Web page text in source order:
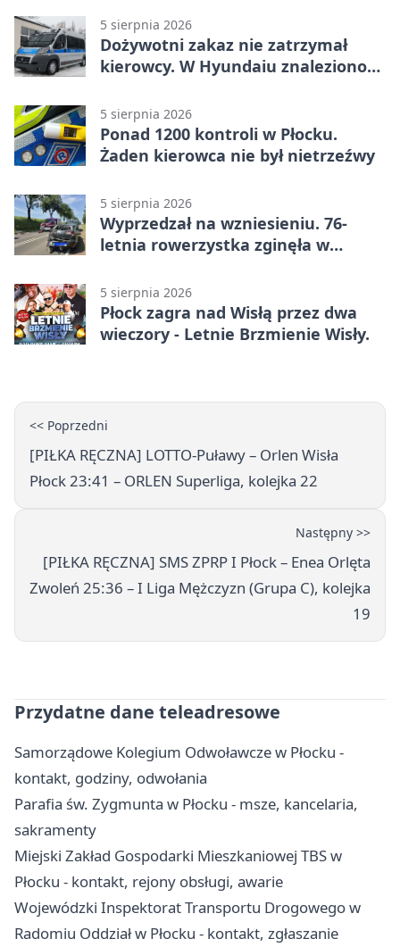
5 sierpnia 2026
Dożywotni zakaz nie zatrzymał
kierowcy. W Hyundaiu znaleziono
5 sierpnia 2026
Ponad 1200 kontroli w Płocku.
Żaden kierowca nie był nietrzeźwy
5 sierpnia 2026
Wyprzedzał na wzniesieniu. 76-
letnia rowerzystka zginęła w
5 sierpnia 2026
Płock zagra nad Wisłą przez dwa
wieczory - Letnie Brzmienie Wisły.
<< Poprzedni
[PIŁKA RĘCZNA] LOTTO-Puławy – Orlen Wisła
Płock 23:41 – ORLEN Superliga, kolejka 22
Następny >>
[PIŁKA RĘCZNA] SMS ZPRP I Płock – Enea Orlęta
Zwoleń 25:36 – I Liga Mężczyzn (Grupa C), kolejka
19
Przydatne dane teleadresowe
Samorządowe Kolegium Odwoławcze w Płocku -
kontakt, godziny, odwołania
Parafia św. Zygmunta w Płocku - msze, kancelaria,
sakramenty
Miejski Zakład Gospodarki Mieszkaniowej TBS w
Płocku - kontakt, rejony obsługi, awarie
Wojewódzki Inspektorat Transportu Drogowego w
Radomiu Oddział w Płocku - kontakt, zgłaszanie